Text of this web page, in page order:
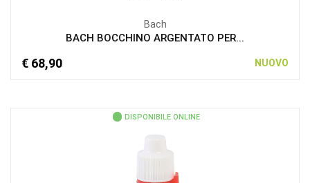
Bach
BACH BOCCHINO ARGENTATO PER...
€ 68,90 NUOVO
DISPONIBILE ONLINE